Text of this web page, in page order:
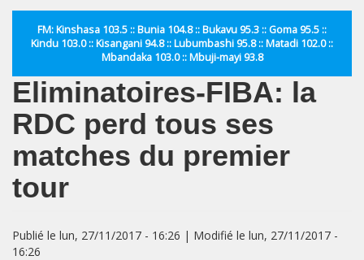
FM: Kinshasa 103.5 :: Bunia 104.8 :: Bukavu 95.3 :: Goma 95.5 ::
Kindu 103.0 :: Kisangani 94.8 :: Lubumbashi 95.8 :: Matadi 102.0 ::
Mbandaka 103.0 :: Mbuji-mayi 93.8
Eliminatoires-FIBA: la
RDC perd tous ses
matches du premier
tour
Publié le lun, 27/11/2017 - 16:26 | Modifié le lun, 27/11/2017 -
16:26